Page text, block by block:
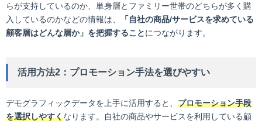
らが支持しているのか、単身層とファミリー世帯のどちらが多く購
入しているのかなどの情報は、
「自社の商品/サービスを求めている
顧客層はどんな層か」を把握することにつながります。
活用方法2：プロモーション手法を選びやすい
デモグラフィックデータを上手に活用すると、 プロモーション手段
を選択しやすくなります。自社の商品やサービスを利用している顧